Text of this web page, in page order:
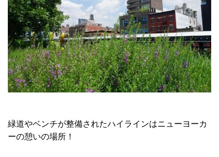
緑道やベンチが整備されたハイラインはニューヨーカ
ーの憩いの場所！